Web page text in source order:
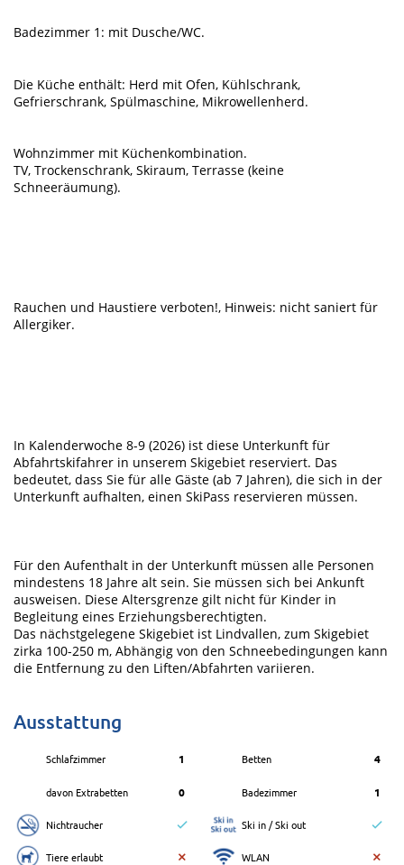
Badezimmer 1: mit Dusche/WC.
Die Küche enthält: Herd mit Ofen, Kühlschrank,
Gefrierschrank, Spülmaschine, Mikrowellenherd.
Wohnzimmer mit Küchenkombination.
TV, Trockenschrank, Skiraum, Terrasse (keine
Schneeräumung).
Rauchen und Haustiere verboten!, Hinweis: nicht saniert für
Allergiker.
In Kalenderwoche 8-9 (2026) ist diese Unterkunft für
Abfahrtskifahrer in unserem Skigebiet reserviert. Das
bedeutet, dass Sie für alle Gäste (ab 7 Jahren), die sich in der
Unterkunft aufhalten, einen SkiPass reservieren müssen.
Für den Aufenthalt in der Unterkunft müssen alle Personen
mindestens 18 Jahre alt sein. Sie müssen sich bei Ankunft
ausweisen. Diese Altersgrenze gilt nicht für Kinder in
Begleitung eines Erziehungsberechtigten.
Das nächstgelegene Skigebiet ist Lindvallen, zum Skigebiet
zirka 100-250 m, Abhängig von den Schneebedingungen kann
die Entfernung zu den Liften/Abfahrten variieren.
Ausstattung
Schlafzimmer 1 Betten 4
davon Extrabetten 0 Badezimmer 1
Nichtraucher Ski in / Ski out
Tiere erlaubt WLAN